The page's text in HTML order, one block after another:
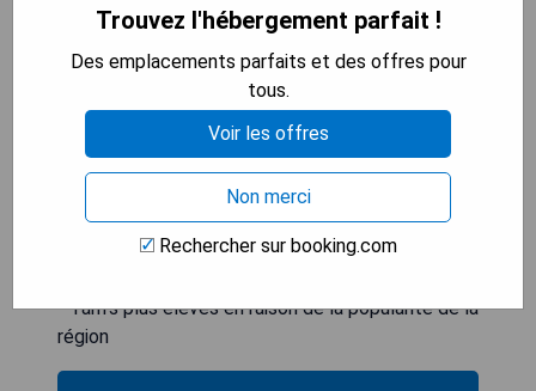
région de Córdoba
- Vue imprenable sur les montagnes et la
campagne environnante
- Quartier sûr offrant une tranquillité d'esprit aux
- Proximité des attractions touristiques et des
commodités locales
- Peut être bruyant en raison de l'emplacement
- Tarifs plus élevés en raison de la popularité de la
région
Trouvez l'hébergement parfait !
Des emplacements parfaits et des offres pour
tous.
Voir les offres
Non merci
Rechercher sur booking.com